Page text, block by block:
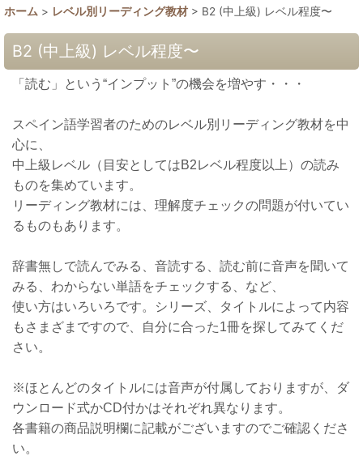
ホーム > レベル別リーディング教材 > B2 (中上級) レベル程度〜
B2 (中上級) レベル程度〜
「読む」という“インプット”の機会を増やす・・・
スペイン語学習者のためのレベル別リーディング教材を中
心に、
中上級レベル（目安としてはB2レベル程度以上）の読み
ものを集めています。
リーディング教材には、理解度チェックの問題が付いてい
るものもあります。
辞書無しで読んでみる、音読する、読む前に音声を聞いて
みる、わからない単語をチェックする、など、
使い方はいろいろです。シリーズ、タイトルによって内容
もさまざまですので、自分に合った1冊を探してみてくだ
さい。
※ほとんどのタイトルには音声が付属しておりますが、ダ
ウンロード式かCD付かはそれぞれ異なります。
各書籍の商品説明欄に記載がございますのでご確認くださ
い。